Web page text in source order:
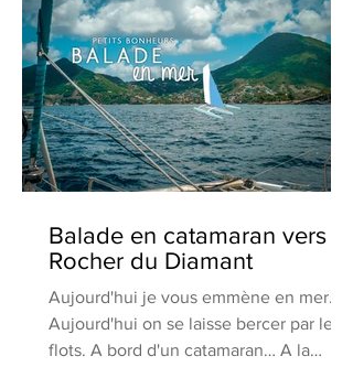
Balade en catamaran vers le
Rocher du Diamant
Aujourd'hui je vous emmène en mer.
Aujourd'hui on se laisse bercer par les
flots. A bord d'un catamaran… A la